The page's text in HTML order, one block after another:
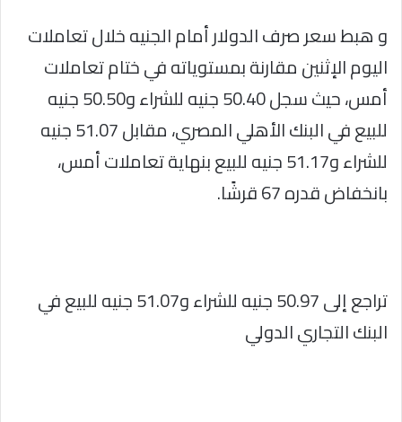
و هبط سعر صرف الدولار أمام الجنيه خلال تعاملات
اليوم الإثنين مقارنة بمستوياته في ختام تعاملات
أمس، حيث سجل 50.40 جنيه للشراء و50.50 جنيه
للبيع في البنك الأهلي المصري، مقابل 51.07 جنيه
للشراء و51.17 جنيه للبيع بنهاية تعاملات أمس،
بانخفاض قدره 67 قرشًا.
تراجع إلى 50.97 جنيه للشراء و51.07 جنيه للبيع في
البنك التجاري الدولي